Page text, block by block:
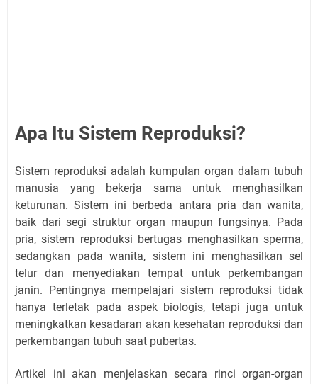
Apa Itu Sistem Reproduksi?
Sistem reproduksi adalah kumpulan organ dalam tubuh
manusia yang bekerja sama untuk menghasilkan
keturunan. Sistem ini berbeda antara pria dan wanita,
baik dari segi struktur organ maupun fungsinya. Pada
pria, sistem reproduksi bertugas menghasilkan sperma,
sedangkan pada wanita, sistem ini menghasilkan sel
telur dan menyediakan tempat untuk perkembangan
janin. Pentingnya mempelajari sistem reproduksi tidak
hanya terletak pada aspek biologis, tetapi juga untuk
meningkatkan kesadaran akan kesehatan reproduksi dan
perkembangan tubuh saat pubertas.
Artikel ini akan menjelaskan secara rinci organ-organ